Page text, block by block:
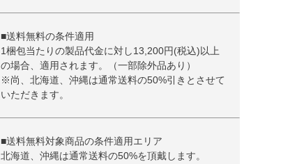
■送料無料の条件適用
1梱包当たりの製品代金に対し13,200円(税込)以上
の場合、適用されます。（一部除外品あり）
※尚、北海道、沖縄は通常送料の50%引きとさせて
いただきます。
■送料無料対象商品の条件適用エリア
北海道、沖縄は通常送料の50%を頂戴します。